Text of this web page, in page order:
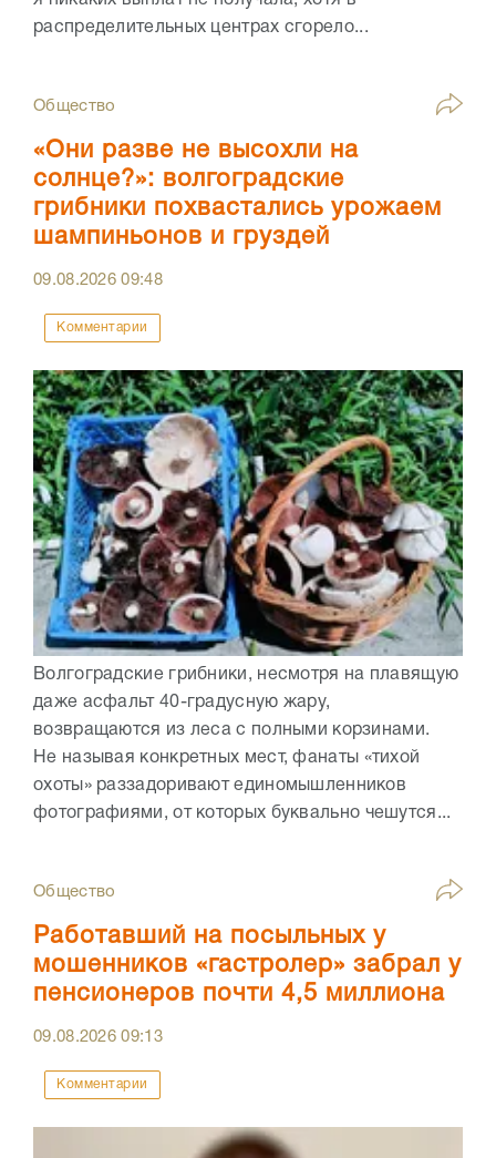
распределительных центрах сгорело...
Общество
«Они разве не высохли на
солнце?»: волгоградские
грибники похвастались урожаем
шампиньонов и груздей
09.08.202609:48
Комментарии
Волгоградские грибники, несмотря на плавящую
даже асфальт 40-градусную жару,
возвращаются из леса с полными корзинами.
Не называя конкретных мест, фанаты «тихой
охоты» раззадоривают единомышленников
фотографиями, от которых буквально чешутся...
Общество
Работавший на посыльных у
мошенников «гастролер» забрал у
пенсионеров почти 4,5 миллиона
09.08.202609:13
Комментарии